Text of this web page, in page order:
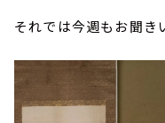
それでは今週もお聞き